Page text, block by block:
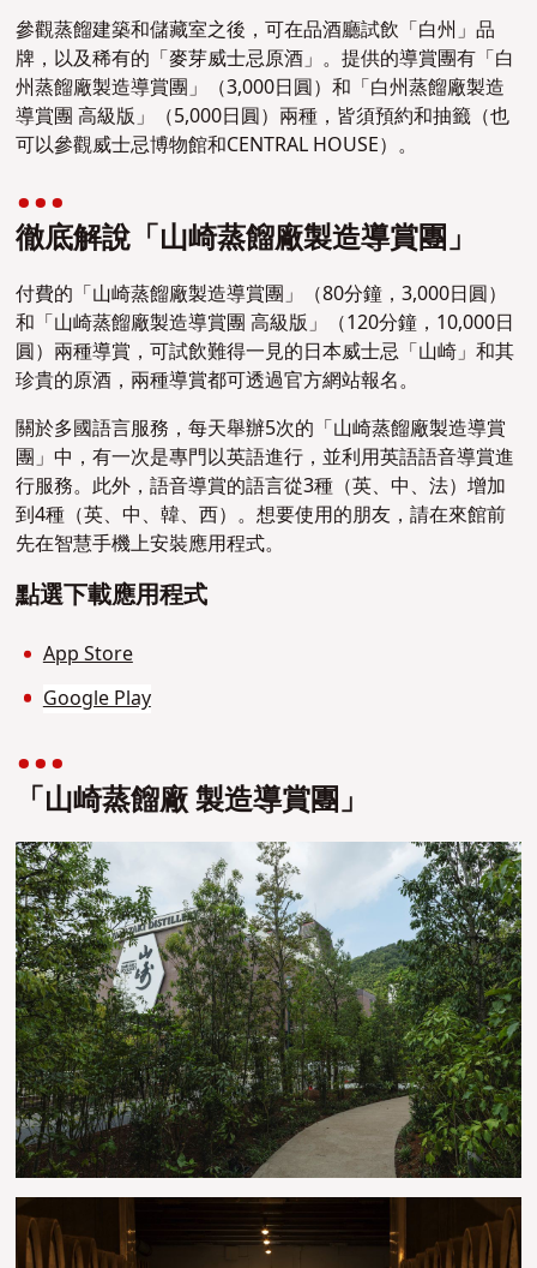
參觀蒸餾建築和儲藏室之後，可在品酒廳試飲「白州」品
牌，以及稀有的「麥芽威士忌原酒」。提供的導賞團有「白
州蒸餾廠製造導賞團」（3,000日圓）和「白州蒸餾廠製造
導賞團 高級版」（5,000日圓）兩種，皆須預約和抽籤（也
可以參觀威士忌博物館和CENTRAL HOUSE）。
徹底解說「山崎蒸餾廠製造導賞團」
付費的「山崎蒸餾廠製造導賞團」（80分鐘，3,000日圓）
和「山崎蒸餾廠製造導賞團 高級版」（120分鐘，10,000日
圓）兩種導賞，可試飲難得一見的日本威士忌「山崎」和其
珍貴的原酒，兩種導賞都可透過官方網站報名。
關於多國語言服務，每天舉辦5次的「山崎蒸餾廠製造導賞
團」中，有一次是專門以英語進行，並利用英語語音導賞進
行服務。此外，語音導賞的語言從3種（英、中、法）增加
到4種（英、中、韓、西）。想要使用的朋友，請在來館前
先在智慧手機上安裝應用程式。
點選下載應用程式
App Store
Google Play
「山崎蒸餾廠 製造導賞團」